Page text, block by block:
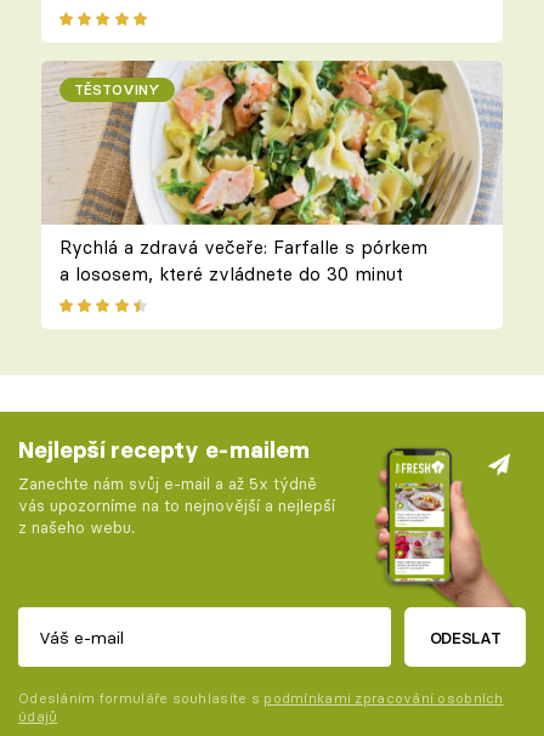
TĚSTOVINY
Rychlá a zdravá večeře: Farfalle s pórkem
a lososem, které zvládnete do 30 minut
Nejlepší recepty e-mailem
Zanechte nám svůj e-mail a až 5x týdně
vás upozorníme na to nejnovější a nejlepší
z našeho webu.
ODESLAT
Odesláním formuláře souhlasíte s podmínkami zpracování osobních
údajů